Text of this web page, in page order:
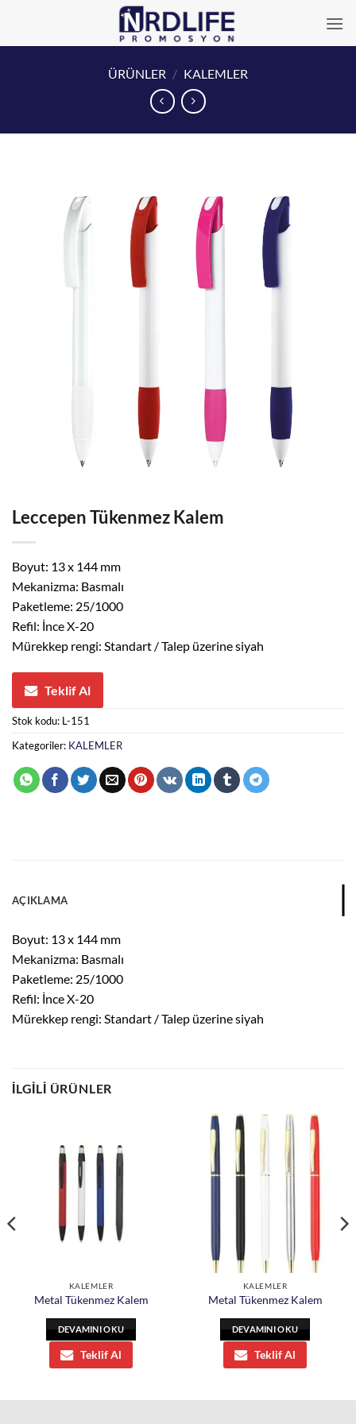
ÜRÜNLER / KALEMLER
Leccepen Tükenmez Kalem
Boyut: 13 x 144 mm
Mekanizma: Basmalı
Paketleme: 25/1000
Refil: İnce X-20
Mürekkep rengi: Standart / Talep üzerine siyah
Teklif Al
Stok kodu: L-151
Kategoriler: KALEMLER
AÇIKLAMA
Boyut: 13 x 144 mm
Mekanizma: Basmalı
Paketleme: 25/1000
Refil: İnce X-20
Mürekkep rengi: Standart / Talep üzerine siyah
İLGILI ÜRÜNLER
KALEMLER
Metal Tükenmez Kalem
DEVAMINI OKU
Teklif Al
KALEMLER
Metal Tükenmez Kalem
DEVAMINI OKU
Teklif Al